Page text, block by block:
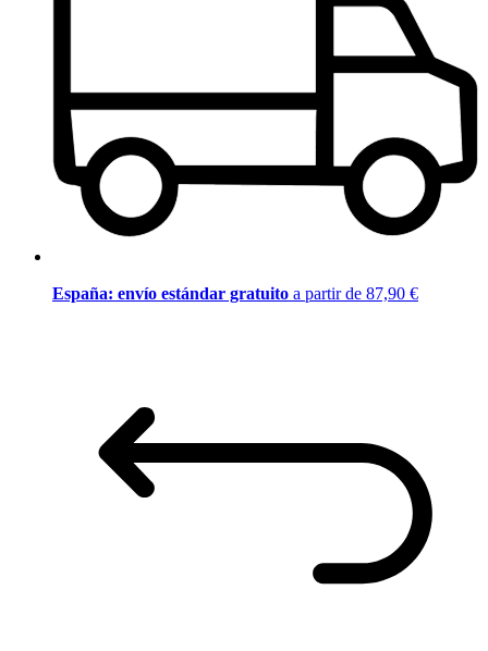
España: envío estándar gratuito a partir de 87,90 €